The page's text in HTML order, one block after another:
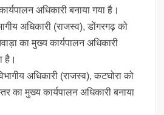
अधिकारी बनाया गया है।
अधिकारी (राजस्व), डोंगरगढ़ को
का मुख्य कार्यपालन अधिकारी
है।
अधिकारी (राजस्व), कटघोरा को
का मुख्य कार्यपालन अधिकारी बनाया